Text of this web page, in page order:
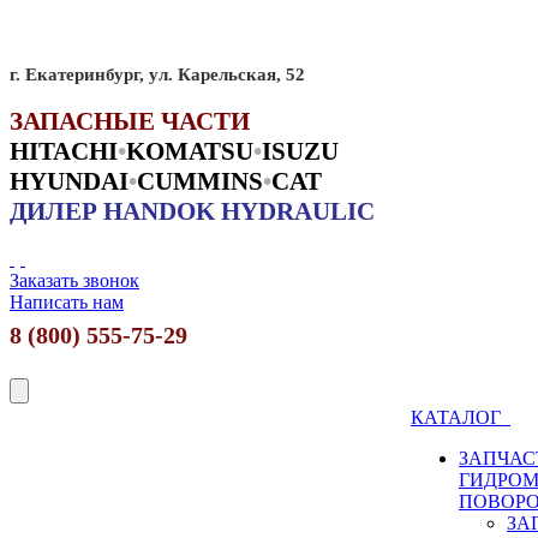
г. Екатеринбург, ул. Карельская, 52
ЗАПАСНЫЕ ЧАСТИ
HITACHI•KOMATSU•ISUZU
HYUNDAI•CUMMINS•CAT
ДИЛЕР HANDOK HYDRAULIC
Заказать звонок
Написать нам
8 (800) 555-75-29
КАТАЛОГ